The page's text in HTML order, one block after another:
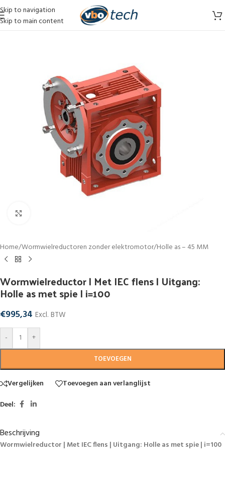
Skip to navigation
Skip to main content
Home/Wormwielreductoren zonder elektromotor/Holle as – 45 MM
Wormwielreductor | Met IEC flens | Uitgang:
Holle as met spie | i=100
€995,34 Excl. BTW
-
+
TOEVOEGEN
Vergelijken
Toevoegen aan verlanglijst
Deel:
Beschrijving
Wormwielreductor | Met IEC flens | Uitgang: Holle as met spie | i=100